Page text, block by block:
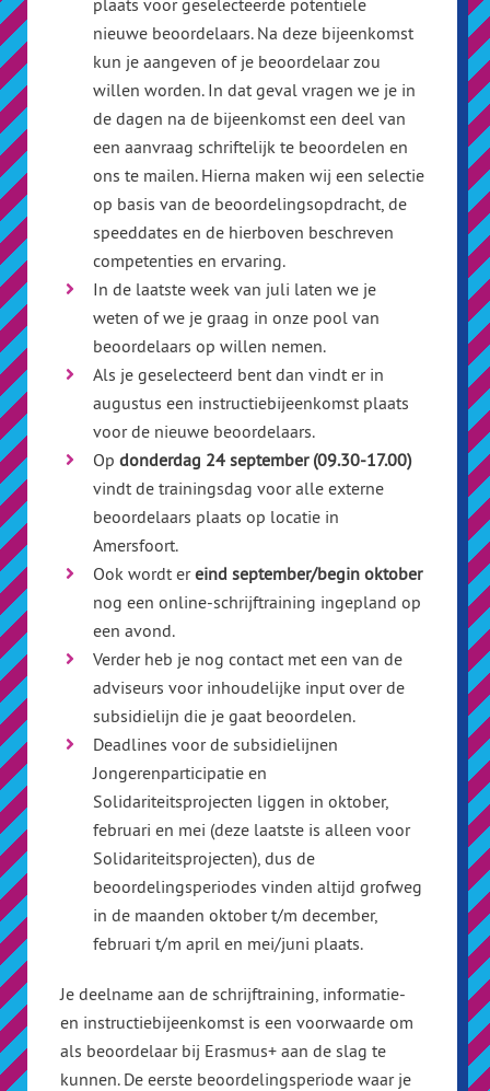
plaats voor geselecteerde potentiële
nieuwe beoordelaars. Na deze bijeenkomst
kun je aangeven of je beoordelaar zou
willen worden. In dat geval vragen we je in
de dagen na de bijeenkomst een deel van
een aanvraag schriftelijk te beoordelen en
ons te mailen. Hierna maken wij een selectie
op basis van de beoordelingsopdracht, de
speeddates en de hierboven beschreven
competenties en ervaring.
In de laatste week van juli laten we je
weten of we je graag in onze pool van
beoordelaars op willen nemen.
Als je geselecteerd bent dan vindt er in
augustus een instructiebijeenkomst plaats
voor de nieuwe beoordelaars.
Op donderdag 24 september (09.30-17.00)
vindt de trainingsdag voor alle externe
beoordelaars plaats op locatie in
Amersfoort.
Ook wordt ereind september/begin oktober
nog een online-schrijftraining ingepland op
een avond.
Verder heb je nog contact met een van de
adviseurs voor inhoudelijke input over de
subsidielijn die je gaat beoordelen.
Deadlines voor de subsidielijnen
Jongerenparticipatie en
Solidariteitsprojecten liggen in oktober,
februari en mei (deze laatste is alleen voor
Solidariteitsprojecten), dus de
beoordelingsperiodes vinden altijd grofweg
in de maanden oktober t/m december,
februari t/m april en mei/juni plaats.
Je deelname aan de schrijftraining, informatie-
en instructiebijeenkomst is een voorwaarde om
als beoordelaar bij Erasmus+ aan de slag te
kunnen. De eerste beoordelingsperiode waar je